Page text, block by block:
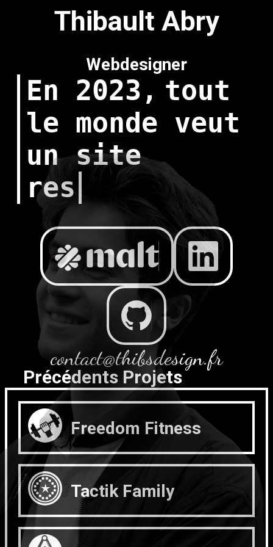
Précédents Projets
Freedom Fitness
Tactik Family
Thibault Abry
Webdesigner
En 2023, tout
le monde veut
un site
contact@thibsdesign.fr